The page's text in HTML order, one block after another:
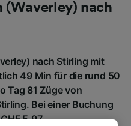
(Waverley) nach
nach Stirling mit
49 Min für die rund 50
Tag 81 Züge von
Bei einer Buchung
5.97.